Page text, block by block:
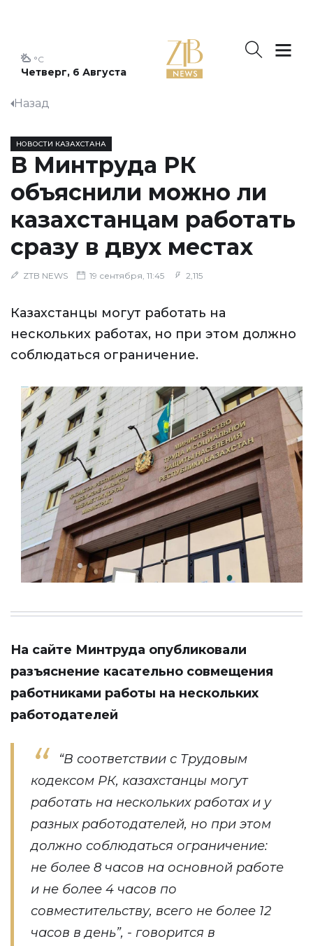
Четверг, 6 Августа
°C
Назад
НОВОСТИ КАЗАХСТАНА
В Минтруда РК
объяснили можно ли
казахстанцам работать
сразу в двух местах
ZTB NEWS 19 сентября, 11:45 2,115
Казахстанцы могут работать на
нескольких работах, но при этом должно
соблюдаться ограничение.
На сайте Минтруда опубликовали
разъяснение касательно совмещения
работниками работы на нескольких
работодателей
“В соответствии с Трудовым
кодексом РК, казахстанцы могут
работать на нескольких работах и у
разных работодателей, но при этом
должно соблюдаться ограничение:
не более 8 часов на основной работе
и не более 4 часов по
совместительству, всего не более 12
часов в день”, - говорится в